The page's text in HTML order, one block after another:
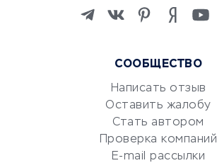
Изучение иностранных
Маркетинг и продажи
Репетиторство
Красота и здоровье
Сервисы по поиску работы
Сетевой маркетинг
СООБЩЕСТВО
Написать отзыв
Оставить жалобу
Стать автором
Проверка компаний
E-mail рассылки